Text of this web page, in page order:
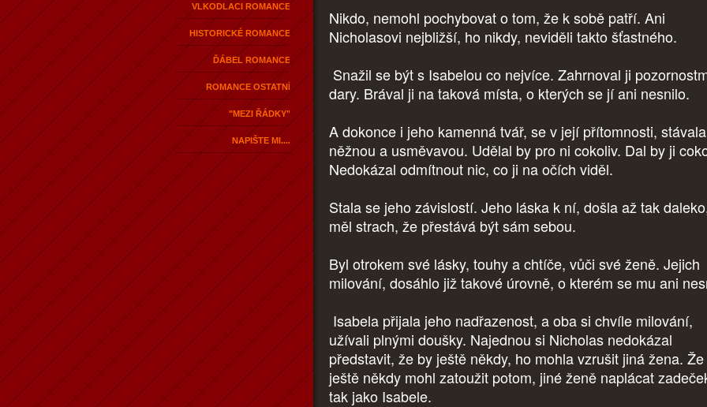
VLKODLACI ROMANCE
HISTORICKÉ ROMANCE
ĎÁBEL ROMANCE
ROMANCE OSTATNÍ
"MEZI ŘÁDKY"
NAPIŠTE MI....
Nikdo, nemohl pochybovat o tom, že k sobě patří. Ani
Nicholasovi nejbližší, ho nikdy, neviděli takto šťastného.
Snažil se být s Isabelou co nejvíce. Zahrnoval ji
dary. Brával ji na taková místa, o kterých se jí ani nesnilo.
A dokonce i jeho kamenná tvář, se v její přítomnosti, stávala
něžnou a usměvavou. Udělal by pro ni cokoliv. Dal by ji
Nedokázal odmítnout nic, co ji na očích viděl.
Stala se jeho závislostí. Jeho láska k ní, došla až tak
měl strach, že přestává být sám sebou.
Byl otrokem své lásky, touhy a chtíče, vůči své ženě. Jejich
milování, dosáhlo již takové úrovně, o kterém se mu ani
Isabela přijala jeho nadřazenost, a oba si chvíle milování,
užívali plnými doušky. Najednou si Nicholas nedokázal
představit, že by ještě někdy, ho mohla vzrušit jiná žena.
ještě někdy mohl zatoužit potom, jiné ženě naplácat
tak jako Isabele.